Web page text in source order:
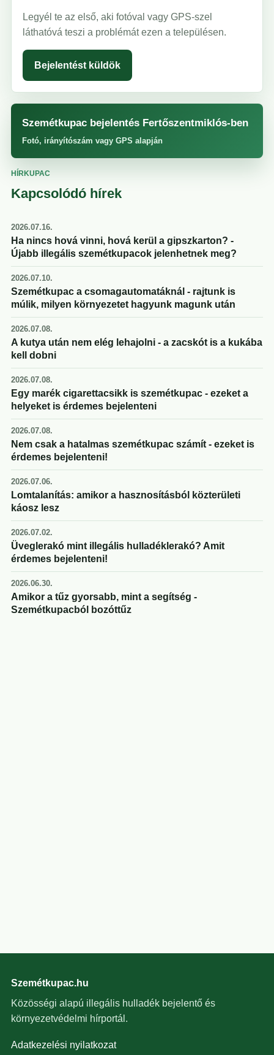
Legyél te az első, aki fotóval vagy GPS-szel
láthatóvá teszi a problémát ezen a településen.
Bejelentést küldök
Szemétkupac bejelentés Fertőszentmiklós-ben
Fotó, irányítószám vagy GPS alapján
HÍRKUPAC
Kapcsolódó hírek
2026.07.16.
Ha nincs hová vinni, hová kerül a gipszkarton? -
Újabb illegális szemétkupacok jelenhetnek meg?
2026.07.10.
Szemétkupac a csomagautomatáknál - rajtunk is
múlik, milyen környezetet hagyunk magunk után
2026.07.08.
A kutya után nem elég lehajolni - a zacskót is a kukába
kell dobni
2026.07.08.
Egy marék cigarettacsikk is szemétkupac - ezeket a
helyeket is érdemes bejelenteni
2026.07.08.
Nem csak a hatalmas szemétkupac számít - ezeket is
érdemes bejelenteni!
2026.07.06.
Lomtalanítás: amikor a hasznosításból közterületi
káosz lesz
2026.07.02.
Üveglerakó mint illegális hulladéklerakó? Amit
érdemes bejelenteni!
2026.06.30.
Amikor a tűz gyorsabb, mint a segítség -
Szemétkupacból bozóttűz
Szemétkupac.hu
Közösségi alapú illegális hulladék bejelentő és
környezetvédelmi hírportál.
Adatkezelési nyilatkozat